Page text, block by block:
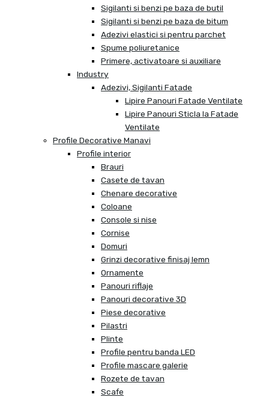
Sigilanti si benzi pe baza de butil
Sigilanti si benzi pe baza de bitum
Adezivi elastici si pentru parchet
Spume poliuretanice
Primere, activatoare si auxiliare
Industry
Adezivi, Sigilanti Fatade
Lipire Panouri Fatade Ventilate
Lipire Panouri Sticla la Fatade
Ventilate
Profile Decorative Manavi
Profile interior
Brauri
Casete de tavan
Chenare decorative
Coloane
Console si nise
Cornise
Domuri
Grinzi decorative finisaj lemn
Ornamente
Panouri riflaje
Panouri decorative 3D
Piese decorative
Pilastri
Plinte
Profile pentru banda LED
Profile mascare galerie
Rozete de tavan
Scafe